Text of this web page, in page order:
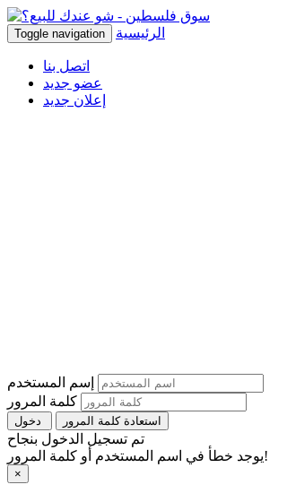
Toggle navigation الرئيسية
اتصل بنا
عضو جديد
إعلان جديد
إسم المستخدم
كلمة المرور
استعادة كلمة المرور
تم تسجيل الدخول بنجاح
يوجد خطأ في اسم المستخدم أو كلمة المرور!
×